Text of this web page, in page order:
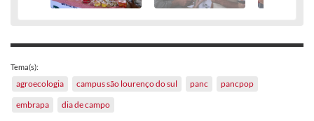
Tema(s):
agroecologia campus são lourenço do sul panc
pancpop
embrapa
dia de campo